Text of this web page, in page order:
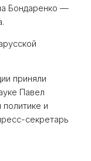
Бондаренко —
приняли
Павел
и
секретарь